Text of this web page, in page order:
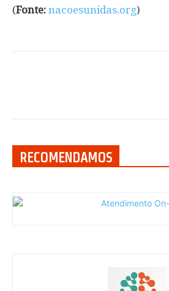
(Fonte: nacoesunidas.org)
RECOMENDAMOS